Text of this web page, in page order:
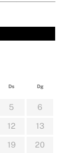
Ds Dg
5
6
12
13
19
20